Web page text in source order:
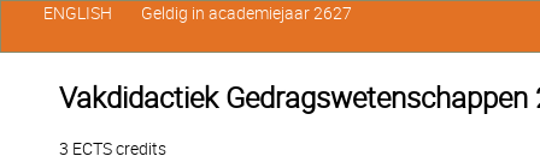
Vakdidactiek Gedragswetenschappen
3 ECTS credits
ENGLISH Geldig in academiejaar 2627